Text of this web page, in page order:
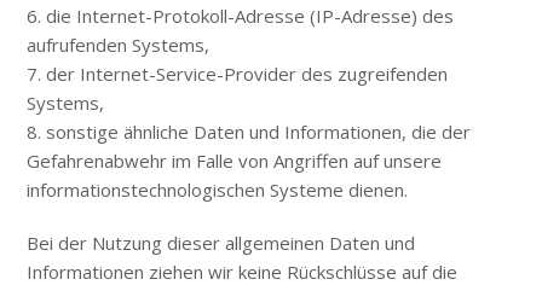
6. die Internet-Protokoll-Adresse (IP-Adresse) des
aufrufenden Systems,
7. der Internet-Service-Provider des zugreifenden
Systems,
8. sonstige ähnliche Daten und Informationen, die der
Gefahrenabwehr im Falle von Angriffen auf unsere
informationstechnologischen Systeme dienen.
Bei der Nutzung dieser allgemeinen Daten und
Informationen ziehen wir keine Rückschlüsse auf die